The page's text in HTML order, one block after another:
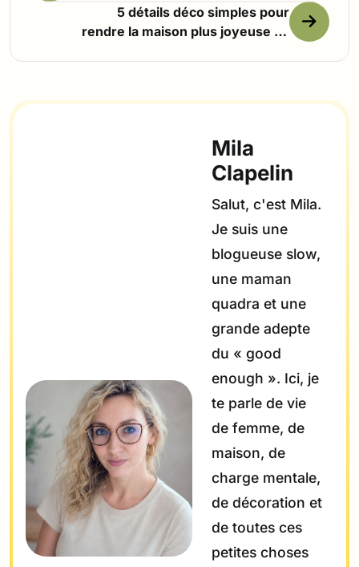
et girly à adopter
5 détails déco simples pour
rendre la maison plus joyeuse au
Mila
Clapelin
Salut, c'est Mila.
Je suis une
blogueuse slow,
une maman
quadra et une
grande adepte
du « good
enough ». Ici, je
te parle de vie
de femme, de
maison, de
charge mentale,
de décoration et
de toutes ces
petites choses